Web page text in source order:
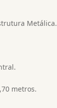
Metálica.
metros.